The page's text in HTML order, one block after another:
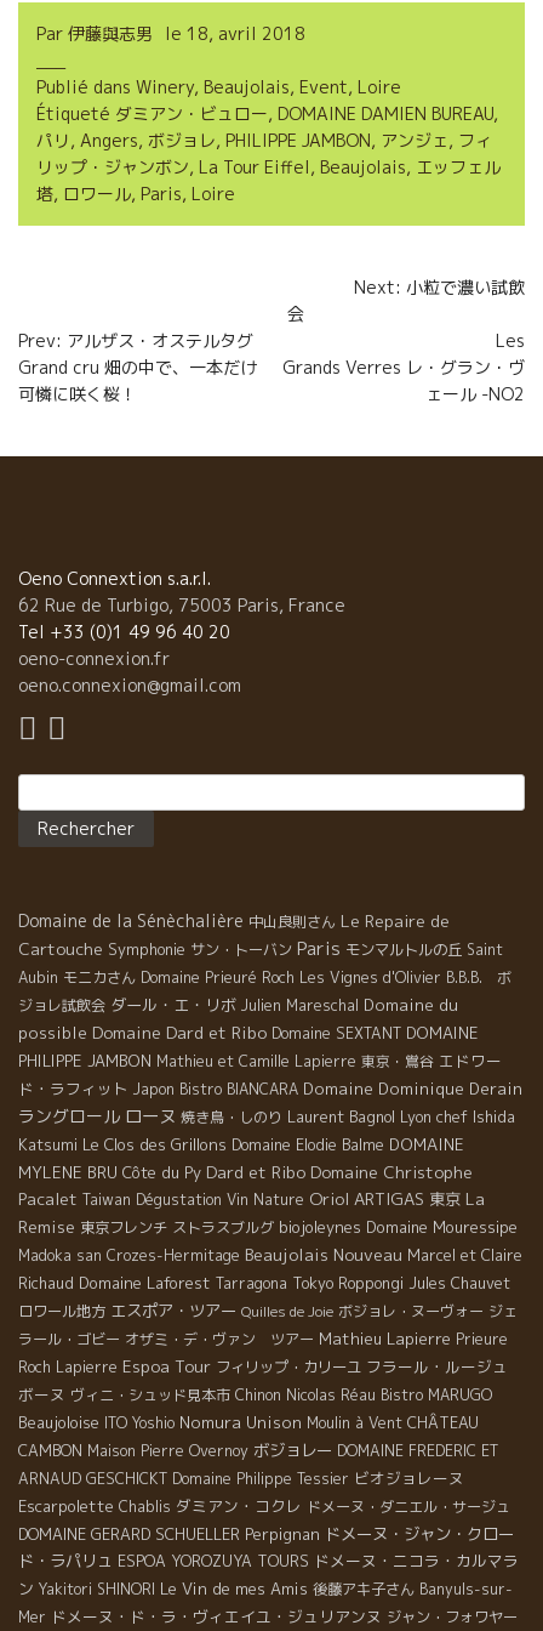
c
b
o
o
k
i
t
e
r
a
l
r
a
g
e
r
Par 伊藤與志男 le 18, avril 2018
Publié dans Winery, Beaujolais, Event, Loire
Étiqueté ダミアン・ビュロー, DOMAINE DAMIEN BUREAU,
パリ, Angers, ボジョレ, PHILIPPE JAMBON, アンジェ, フィ
リップ・ジャンボン, La Tour Eiffel, Beaujolais, エッフェル
塔, ロワール, Paris, Loire
de
l’article
Prev: アルザス・オステルタグ
Grand cru 畑の中で、一本だけ
可憐に咲く桜！
Next: 小粒で濃い試飲
会
Les
Grands Verres レ・グラン・ヴ
ェール -NO2
Oeno Connextion s.a.r.l.
62 Rue de Turbigo, 75003 Paris, France
Tel +33 (0)1 49 96 40 20
oeno-connexion.fr
oeno.connexion@gmail.com
Domaine de la Sénèchalière 中山良則さん Le Repaire de
Cartouche Symphonie サン・トーバン Paris モンマルトルの丘 Saint
Aubin モニカさん Domaine Prieuré Roch Les Vignes d'Olivier B.B.B. ボ
ジョレ試飲会 ダール・エ・リボ Julien Mareschal Domaine du
possible Domaine Dard et Ribo Domaine SEXTANT DOMAINE
PHILIPPE JAMBON Mathieu et Camille Lapierre 東京・鴬谷 エドワー
ド・ラフィット Japon Bistro BIANCARA Domaine Dominique Derain
ラングロール ローヌ 焼き鳥・しのり Laurent Bagnol Lyon chef Ishida
Katsumi Le Clos des Grillons Domaine Elodie Balme DOMAINE
MYLENE BRU Côte du Py Dard et Ribo Domaine Christophe
Pacalet Taiwan Dégustation Vin Nature Oriol ARTIGAS 東京 La
Remise 東京フレンチ ストラスブルグ biojoleynes Domaine Mouressipe
Madoka san Crozes-Hermitage Beaujolais Nouveau Marcel et Claire
Richaud Domaine Laforest Tarragona Tokyo Roppongi Jules Chauvet
ロワール地方 エスポア・ツアー Quilles de Joie ボジョレ・ヌーヴォー ジェ
ラール・ゴビー オザミ・デ・ヴァン ツアー Mathieu Lapierre Prieure
Roch Lapierre Espoa Tour フィリップ・カリーユ フラール・ルージュ
ボーヌ ヴィニ・シュッド見本市 Chinon Nicolas Réau Bistro MARUGO
Beaujoloise ITO Yoshio Nomura Unison Moulin à Vent CHÂTEAU
CAMBON Maison Pierre Overnoy ボジョレー DOMAINE FREDERIC ET
ARNAUD GESCHICKT Domaine Philippe Tessier ビオジョレーヌ
Escarpolette Chablis ダミアン・コクレ ドメーヌ・ダニエル・サージュ
DOMAINE GERARD SCHUELLER Perpignan ドメーヌ・ジャン・クロー
ド・ラパリュ ESPOA YOROZUYA TOURS ドメーヌ・ニコラ・カルマラ
ン Yakitori SHINORI Le Vin de mes Amis 後藤アキ子さん Banyuls-sur-
Mer ドメーヌ・ド・ラ・ヴィエイユ・ジュリアンヌ ジャン・フォワヤー